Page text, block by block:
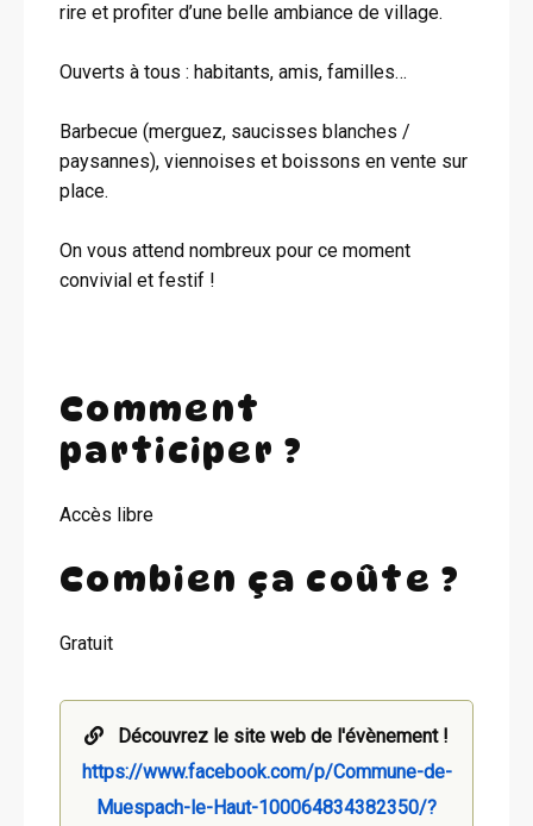
rire et profiter d’une belle ambiance de village.
Ouverts à tous : habitants, amis, familles…
Barbecue (merguez, saucisses blanches /
paysannes), viennoises et boissons en vente sur
place.
On vous attend nombreux pour ce moment
convivial et festif !
Comment
participer ?
Accès libre
Combien ça coûte ?
Gratuit
Découvrez le site web de l'évènement !
https://www.facebook.com/p/Commune-de-
Muespach-le-Haut-100064834382350/?